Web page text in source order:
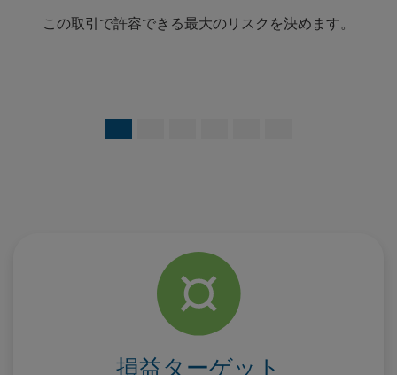
この取引で許容できる最大のリスクを決めます。
損益ターゲット